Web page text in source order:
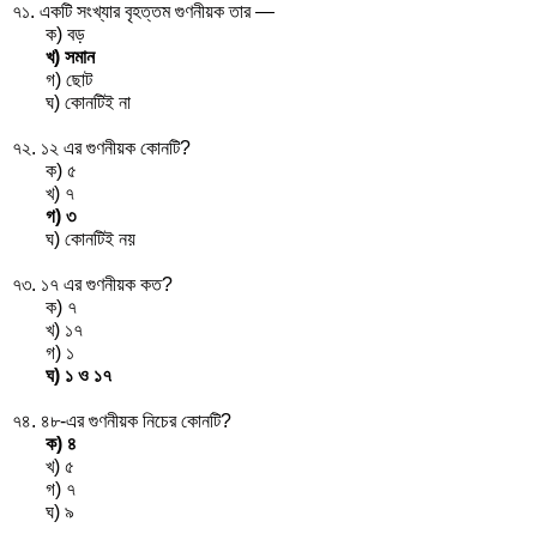
৭১. একটি সংখ্যার বৃহত্তম গুণনীয়ক তার —
ক) বড়
খ) সমান
গ) ছোট
ঘ) কোনটিই না
৭২. ১২ এর গুণনীয়ক কোনটি?
ক) ৫
খ) ৭
গ) ৩
ঘ) কোনটিই নয়
৭৩. ১৭ এর গুণনীয়ক কত?
ক) ৭
খ) ১৭
গ) ১
ঘ) ১ ও ১৭
৭৪. ৪৮-এর গুণনীয়ক নিচের কোনটি?
ক) ৪
খ) ৫
গ) ৭
ঘ) ৯